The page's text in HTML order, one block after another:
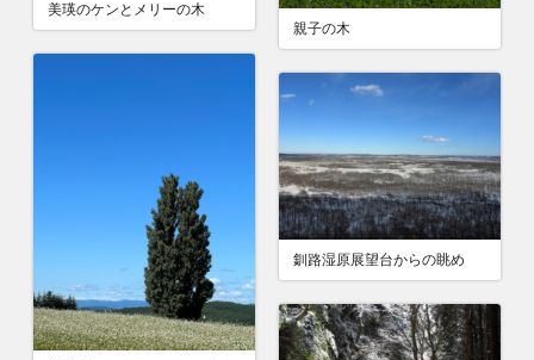
美瑛のケンとメリーの木
親子の木
釧路湿原展望台からの眺め